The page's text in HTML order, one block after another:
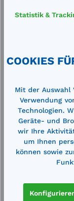
Service
Zertifizierte
Beschreibung
Lagerung
Statistik &
COOKIES
Mit der Auswahl
Verwendung
Technologien.
Geräte- und
wir Ihre
um Ihnen
können sowie